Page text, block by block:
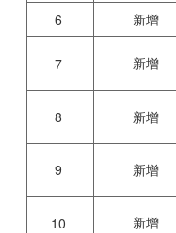
6
新增
7 新增
8 新增
9 新增
10 新增